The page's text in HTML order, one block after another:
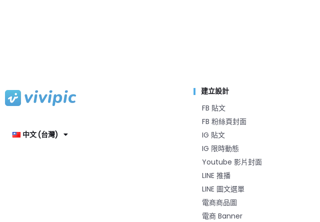
中文 (台灣)
建立設計
FB 貼文
FB 粉絲頁封面
IG 貼文
IG 限時動態
Youtube 影片封面
LINE 推播
LINE 圖文選單
電商商品圖
電商 Banner